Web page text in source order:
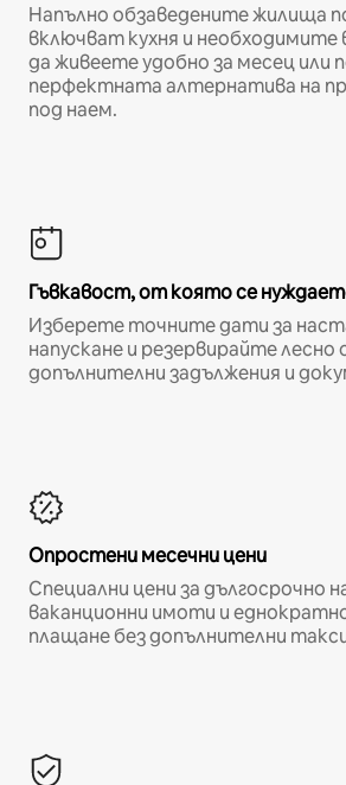
Напълно обзаведените жилища
включват кухня и необходимите
да живеете удобно за месец или
перфектната алтернатива на
под наем.
Гъвкавост, от която се
Изберете точните дати за
напускане и резервирайте лесно
допълнителни задължения и
Опростени месечни цени
Специални цени за дългосрочно
ваканционни имоти и
плащане без допълнителни